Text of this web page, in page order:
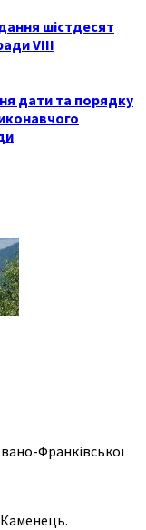
шістдесят
VIII
дати та порядку
Франківської
Каменець.